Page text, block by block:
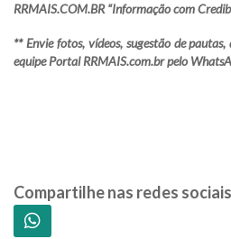
RRMAIS.COM.BR “Informação com
** Envie fotos, vídeos, sugestão de
equipe Portal RRMAIS.com.br pelo
Compartilhe nas redes